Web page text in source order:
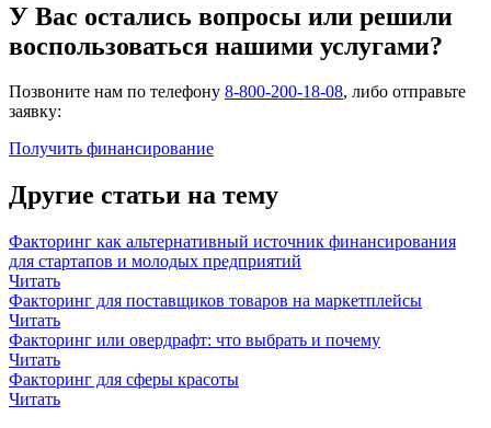
У Вас остались вопросы или решили
воспользоваться нашими услугами?
Позвоните нам по телефону 8-800-200-18-08, либо отправьте
заявку:
Получить финансирование
Другие статьи на тему
Факторинг как альтернативный источник финансирования
для стартапов и молодых предприятий
Читать
Факторинг для поставщиков товаров на маркетплейсы
Читать
Факторинг или овердрафт: что выбрать и почему
Читать
Факторинг для сферы красоты
Читать